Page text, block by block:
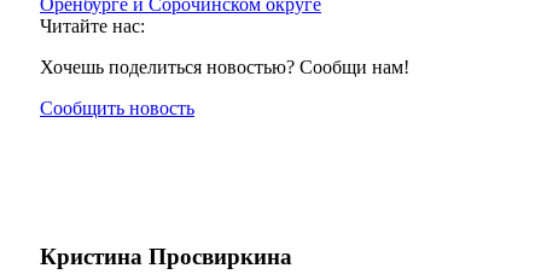
Оренбурге и Сорочинском округе
Читайте нас:
Хочешь поделиться новостью? Сообщи нам!
Сообщить новость
Кристина Просвиркина